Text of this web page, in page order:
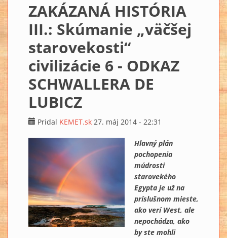
ZAKÁZANÁ HISTÓRIA
III.: Skúmanie „väčšej
starovekosti“
civilizácie 6 - ODKAZ
SCHWALLERA DE
LUBICZ
Pridal KEMET.sk 27. máj 2014 - 22:31
Hlavný plán
pochopenia
múdrosti
starovekého
Egypta je už na
príslušnom mieste,
ako verí West, ale
nepochádza, ako
by ste mohli